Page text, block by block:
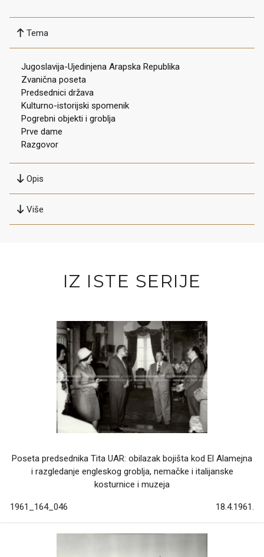
Tema
Jugoslavija-Ujedinjena Arapska Republika
Zvanična poseta
Predsednici država
Kulturno-istorijski spomenik
Pogrebni objekti i groblja
Prve dame
Razgovor
Opis
Više
IZ ISTE SERIJE
Poseta predsednika Tita UAR: obilazak bojišta kod El Alamejna
i razgledanje engleskog groblja, nemačke i italijanske
kosturnice i muzeja
1961_164_046 18.4.1961.